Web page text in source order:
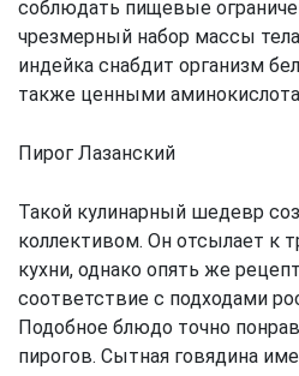
соблюдать пищевые
чрезмерный набор массы
индейка снабдит организм
также ценными
Пирог Лазанский
Такой кулинарный шедевр
коллективом. Он отсылает к
кухни, однако опять же
соответствие с подходами
Подобное блюдо точно
пирогов. Сытная говядина